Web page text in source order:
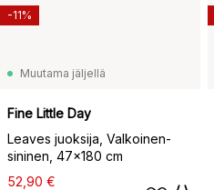
Muutama jäljellä
Fine Little Day
Leaves juoksija, Valkoinen-
sininen, 47x180 cm
52,90 €
-11%